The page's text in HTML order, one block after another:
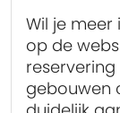
Wil je meer
op de
gebouwen